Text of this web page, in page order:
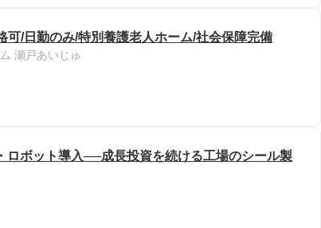
可/日勤のみ/特別養護老人ホーム/社会保障完備
瀬戸あいじゅ
ロボット導入──成長投資を続ける工場のシール製